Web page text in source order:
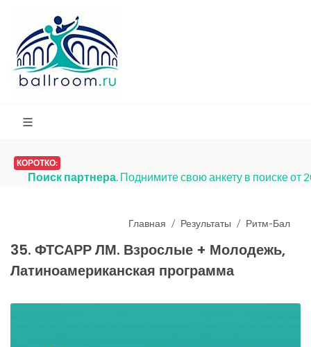
КОРОТКО:
Поиск партнера. Поднимите свою анкету в поиске от
Главная Результаты Ритм-Бал
35. ФТСАРР ЛМ. Взрослые + Молодежь,
Латиноамериканская программа